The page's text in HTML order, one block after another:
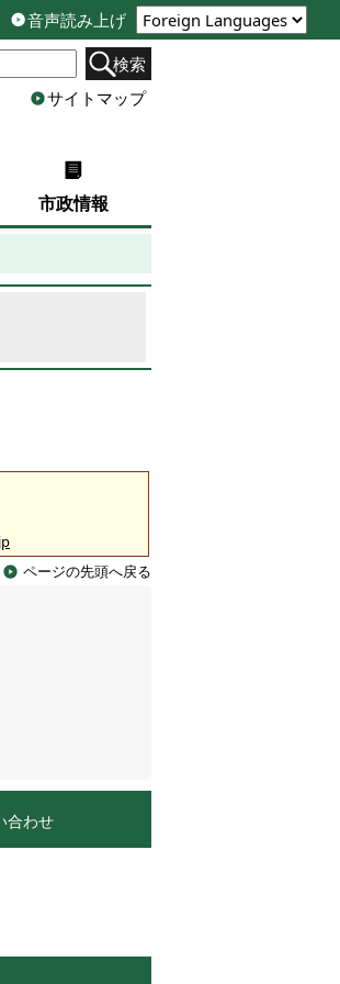
音声読み上げ
検索
サイトマップ
市政情報
ページの先頭へ戻る
合わせ